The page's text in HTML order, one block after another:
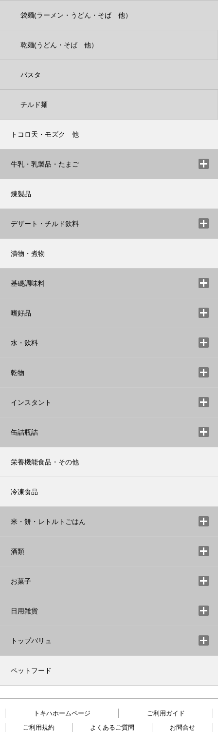
袋麺(ラーメン・うどん・そば 他）
乾麺(うどん・そば 他）
パスタ
チルド麺
トコロ天・モズク 他
牛乳・乳製品・たまご
煉製品
デザート・チルド飲料
漬物・煮物
基礎調味料
嗜好品
水・飲料
乾物
インスタント
缶詰瓶詰
栄養機能食品・その他
冷凍食品
米・餅・レトルトごはん
酒類
お菓子
日用雑貨
トップバリュ
ペットフード
トキハホームページ
ご利用ガイド
ご利用規約
よくあるご質問 お問合せ